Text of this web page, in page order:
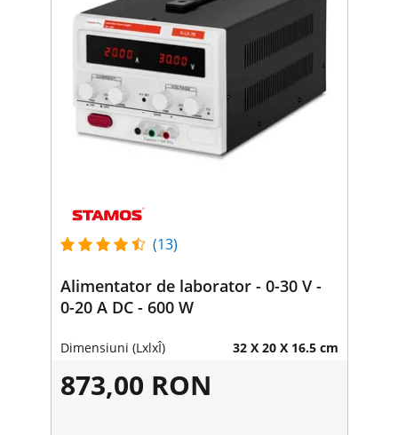
(13)
Alimentator de laborator - 0-30 V -
0-20 A DC - 600 W
Dimensiuni (LxlxÎ) 32 X 20 X 16.5 cm
873,00 RON